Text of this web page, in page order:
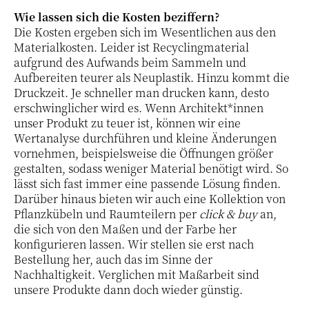
Wie lassen sich die Kosten beziffern?
Die Kosten ergeben sich im Wesentlichen aus den
Materialkosten. Leider ist Recyclingmaterial
aufgrund des Aufwands beim Sammeln und
Aufbereiten teurer als Neuplastik. Hinzu kommt die
Druckzeit. Je schneller man drucken kann, desto
erschwinglicher wird es. Wenn Architekt*innen
unser Produkt zu teuer ist, können wir eine
Wertanalyse durchführen und kleine Änderungen
vornehmen, beispielsweise die Öffnungen größer
gestalten, sodass weniger Material benötigt wird. So
lässt sich fast immer eine passende Lösung finden.
Darüber hinaus bieten wir auch eine Kollektion von
Pflanzkübeln und Raumteilern per click & buyan,
die sich von den Maßen und der Farbe her
konfigurieren lassen. Wir stellen sie erst nach
Bestellung her, auch das im Sinne der
Nachhaltigkeit. Verglichen mit Maßarbeit sind
unsere Produkte dann doch wieder günstig.